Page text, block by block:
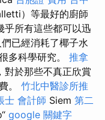
）等最好的廚師
乎所有這些都可以迅
已經消耗了椰子水
多科學研究。 推拿
對於那些不真正欣賞
。 竹北中醫診所推
士 會計師 Siem 第二
google 關鍵字